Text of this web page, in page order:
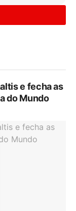
e fecha as
do Mundo